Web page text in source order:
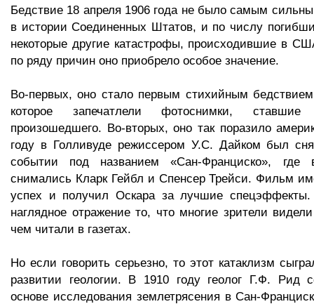
Бедствие 18 апреля 1906 года не было самым
в истории Соединенных Штатов, и по числу
некоторые другие катастрофы, происходившие в
по ряду причин оно приобрело особое значение.
Во-первых, оно стало первым стихийным
которое запечатлели фотоснимки, ставшие
произошедшего. Во-вторых, оно так поразило
году в Голливуде режиссером У.С. Дайком был
событии под названием «Сан-Франциско», где
снимались Кларк Гейбл и Спенсер Трейси. Фильм
успех и получил Оскара за лучшие
наглядное отражение то, что многие зрители
чем читали в газетах.
Но если говорить серьезно, то этот катаклизм
развитии геологии. В 1910 году геолог Г.Ф. Рид
основе исследования землетрясения в Сан-